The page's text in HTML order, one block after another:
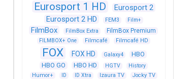
Eurosport 1 HD
Eurosport 2
Eurosport 2 HD
FEM3 Film+
FilmBox FilmBox Extra FilmBox Premium
FILMBOX+ One Filmcafé Filmcafé HD
FOX FOX HD Galaxy4
HBO
HBO GO
HBO HD HGTV
History
Humor+
ID ID Xtra Izaura TV
Jocky TV